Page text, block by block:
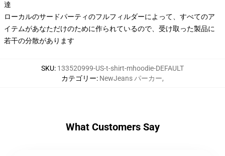
達
ローカルのサードパーティのフルフィルダーによって、すべてのア
イテムがあなただけのために作られているので、受け取った製品に
若干の分散があります
SKU: 133520999-US-t-shirt-mhoodie-DEFAULT
カテゴリー: NewJeans パーカー,
What Customers Say